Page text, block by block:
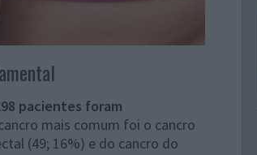
pacientes foram
mais comum foi o cancro
(49; 16%) e do cancro do